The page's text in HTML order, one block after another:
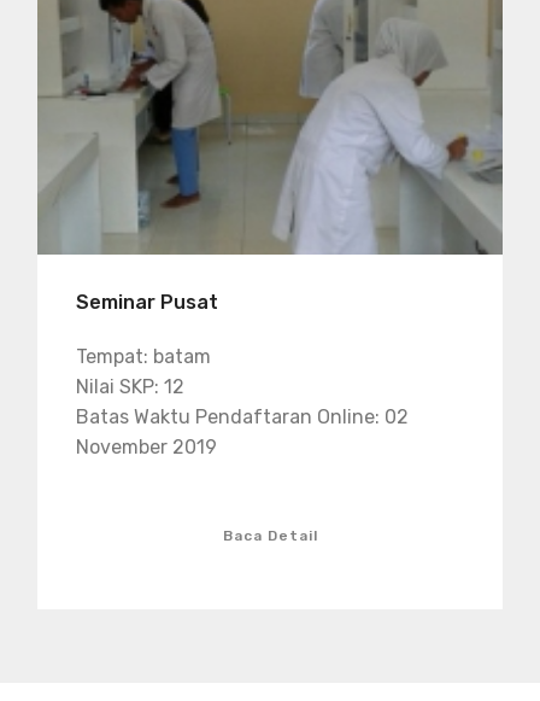
Seminar Pusat
Tempat: batam
Nilai SKP: 12
Batas Waktu Pendaftaran Online: 02
November 2019
Baca Detail